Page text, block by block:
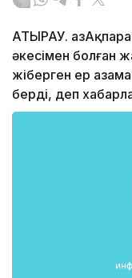
АТЫРАУ.
әкесімен болған
жіберген ер
берді, деп